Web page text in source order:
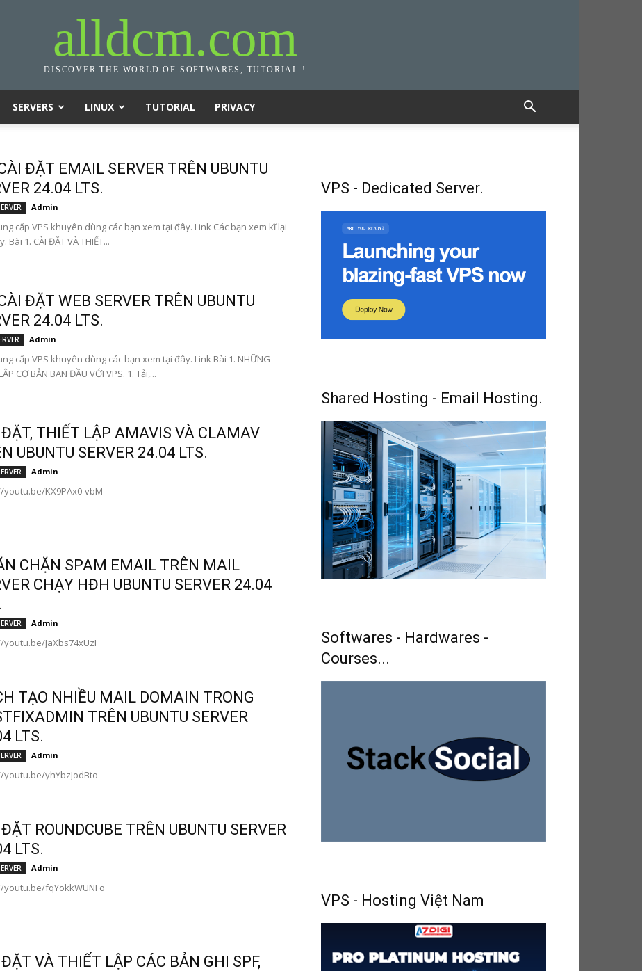
alldcm.com
DISCOVER THE WORLD OF SOFTWARES, TUTORIAL !
SERVERS LINUX TUTORIAL PRIVACY
ĐẶT EMAIL SERVER TRÊN UBUNTU
24.04 LTS.
Admin
cấp VPS khuyên dùng các bạn xem tại đây. Link Các bạn xem kĩ lại
Bài 1. CÀI ĐẶT VÀ THIẾT...
ĐẶT WEB SERVER TRÊN UBUNTU
24.04 LTS.
Admin
cấp VPS khuyên dùng các bạn xem tại đây. Link Bài 1. NHỮNG
CƠ BẢN BAN ĐẦU VỚI VPS. 1. Tải,...
THIẾT LẬP AMAVIS VÀ CLAMAV
UBUNTU SERVER 24.04 LTS.
Admin
KX9PAx0-vbM
CHẶN SPAM EMAIL TRÊN MAIL
CHẠY HĐH UBUNTU SERVER 24.04
Admin
JaXbs74xUzI
TẠO NHIỀU MAIL DOMAIN TRONG
TRÊN UBUNTU SERVER
LTS.
Admin
youtu.be/yhYbzJodBto
ROUNDCUBE TRÊN UBUNTU SERVER
LTS.
Admin
youtu.be/fqYokkWUNFo
VÀ THIẾT LẬP CÁC BẢN GHI SPF,
VPS - Dedicated Server.
Shared Hosting - Email Hosting.
Softwares - Hardwares -
Courses...
VPS - Hosting Việt Nam